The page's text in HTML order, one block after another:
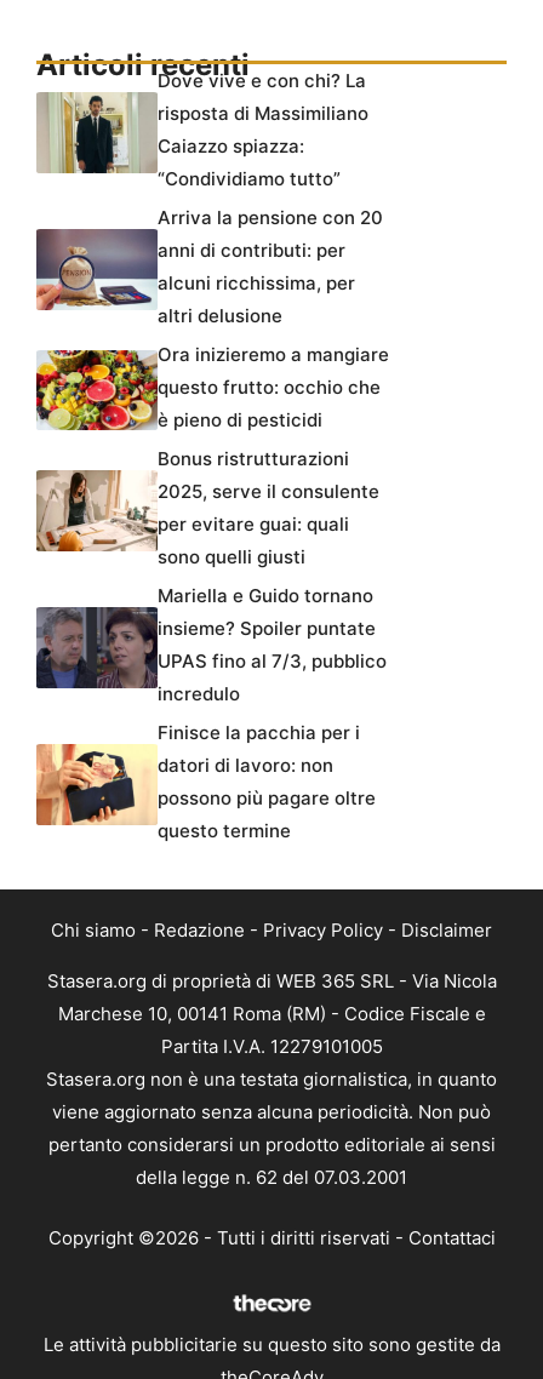
Articoli recentiDove vive e con chi? La
risposta di Massimiliano
Caiazzo spiazza:
“Condividiamo tutto”
Arriva la pensione con 20
anni di contributi: per
alcuni ricchissima, per
altri delusione
Ora inizieremo a mangiare
questo frutto: occhio che
è pieno di pesticidi
Bonus ristrutturazioni
2025, serve il consulente
per evitare guai: quali
sono quelli giusti
Mariella e Guido tornano
insieme? Spoiler puntate
UPAS fino al 7/3, pubblico
incredulo
Finisce la pacchia per i
datori di lavoro: non
possono più pagare oltre
questo termine
Chi siamo - Redazione - Privacy Policy - Disclaimer
Stasera.org di proprietà di WEB 365 SRL - Via Nicola
Marchese 10, 00141 Roma (RM) - Codice Fiscale e
Partita I.V.A. 12279101005
Stasera.org non è una testata giornalistica, in quanto
viene aggiornato senza alcuna periodicità. Non può
pertanto considerarsi un prodotto editoriale ai sensi
della legge n. 62 del 07.03.2001
Copyright ©2026 - Tutti i diritti riservati - Contattaci
Le attività pubblicitarie su questo sito sono gestite da